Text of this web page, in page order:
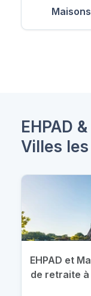
EHPAD
Villes
EHPAD et
de retraite à